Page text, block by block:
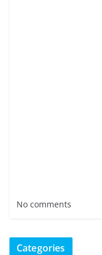
No comments
Categories